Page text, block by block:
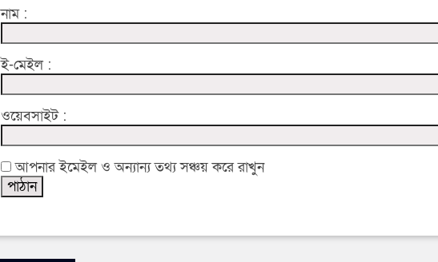
নাম :
ই-মেইল :
ওয়েবসাইট :
আপনার ইমেইল ও অন্যান্য তথ্য সঞ্চয় করে রাখুন